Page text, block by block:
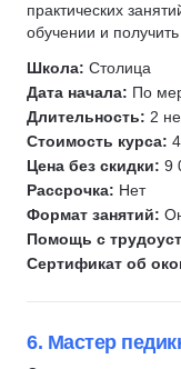
практических
обучении и
Школа: Столица
Дата начала: По
Длительность: 2
Стоимость курса:
Цена без скидки: 9
Рассрочка: Нет
Формат занятий:
Помощь с
Сертификат об
6. Мастер